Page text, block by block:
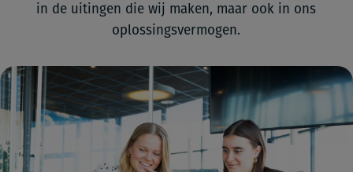
in de uitingen die wij maken, maar ook in ons
oplossingsvermogen.